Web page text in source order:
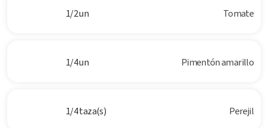
1/2 un Tomate
1/4 un Pimentón amarillo
1/4 taza(s) Perejil